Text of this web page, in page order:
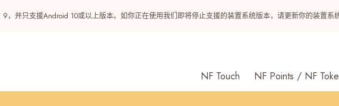
并只支援Android 10或以上版本。如你正在使用我们即将停止支援的装置系统版本，请更新你的装置系
NF Touch
NF Points / NF